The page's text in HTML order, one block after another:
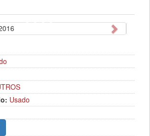
Próximo
Usado